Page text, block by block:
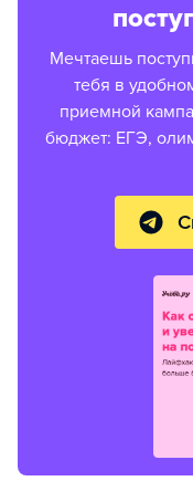
Мечтаешь
тебя в
приемной
бюджет: ЕГЭ,